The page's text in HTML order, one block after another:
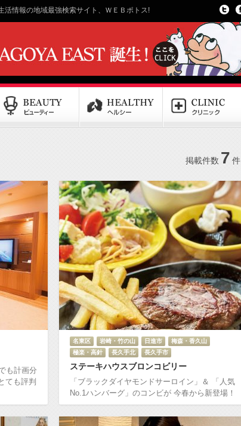
活情報の地域最強検索サイト、ＷＥＢポトス!
掲載件数 7 件
も計画分
ても評判
名東区 岩崎・竹の山 日進市
梅森・香久山
極楽・高針
長久手北 長久手市
ステーキハウスブロンコビリー
「ブラックダイヤモンドサーロイン」＆ 「人気
No.1ハンバーグ」のコンビが 今春から新登場！